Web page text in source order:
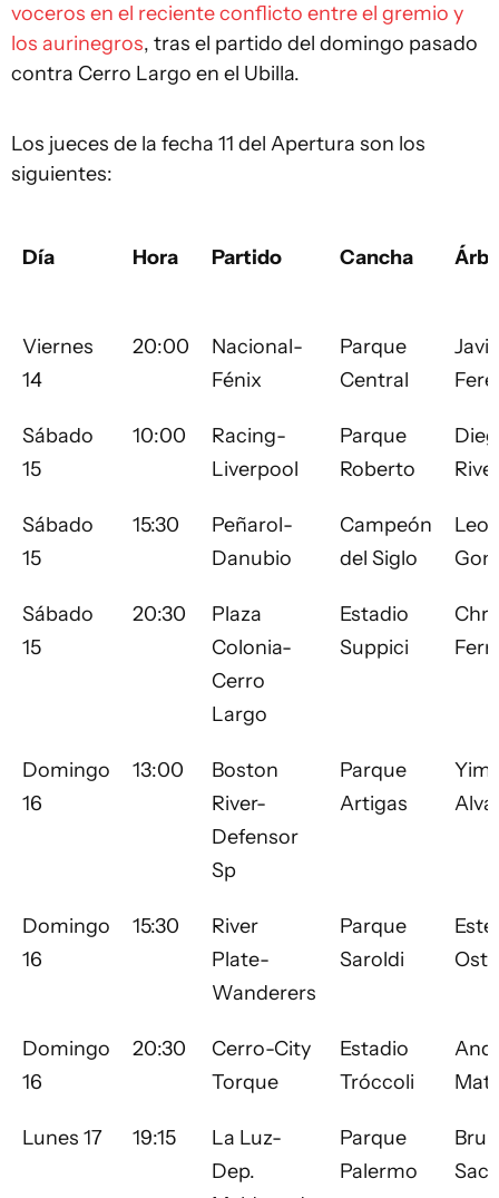
voceros en el reciente conflicto entre el gremio y
los aurinegros, tras el partido del domingo pasado
contra Cerro Largo en el Ubilla.
Los jueces de la fecha 11 del Apertura son los
siguientes:
Día Hora Partido Cancha
Viernes
14
20:00
Nacional-
Fénix
Parque
Central
Sábado
15
10:00
Racing-
Liverpool
Parque
Roberto
Sábado
15
15:30
Peñarol-
Danubio
Campeón
del Siglo
Sábado
15
20:30
Plaza
Colonia-
Cerro
Largo
Estadio
Suppici
Domingo
16
13:00
Boston
River-
Defensor
Sp
Parque
Artigas
Domingo
16
15:30
River
Plate-
Wanderers
Parque
Saroldi
Domingo
16
20:30
Cerro-City
Torque
Estadio
Tróccoli
Lunes 17 19:15
La Luz-
Dep.
Parque
Palermo